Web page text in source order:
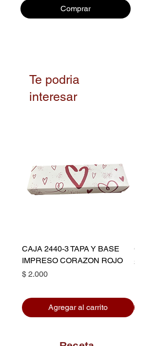
Comprar
Te podria
interesar
CAJA 2440-3 TAPA Y BASE
IMPRESO CORAZON ROJO
Precio
$ 2.000
Agregar al carrito
Precio
$